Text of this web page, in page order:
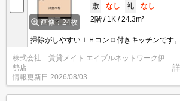
画像：24枚
敷
なし 礼
なし
2階
1K 24.3m²
掃除がしやすいＩＨコンロ付きキッチンです
にオススメ！お風呂にゆっくり浸かりたい方
い方にオススメなバス・トイレ別物件です♪
株式会社 賃貸メイト エイブルネットワーク伊
勢店
情報更新日 2026/08/03